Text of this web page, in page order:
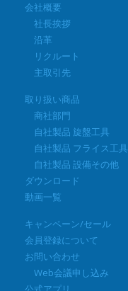
会社概要
社長挨拶
沿革
リクルート
主取引先
取り扱い商品
商社部門
自社製品 旋盤工具
自社製品 フライス工具
自社製品 設備その他
ダウンロード
動画一覧
キャンペーン/セール
会員登録について
お問い合わせ
Web会議申し込み